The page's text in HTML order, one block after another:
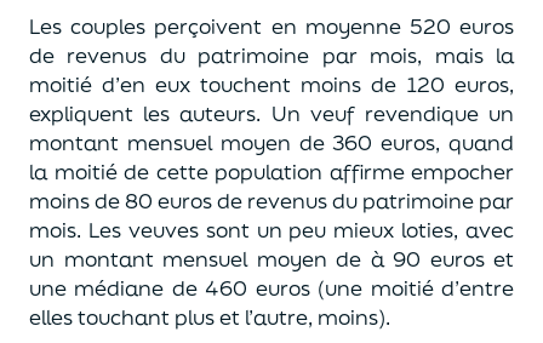
Les couples perçoivent en moyenne 520 euros
de revenus du patrimoine par mois, mais la
moitié d’en eux touchent moins de 120 euros,
expliquent les auteurs. Un veuf revendique un
montant mensuel moyen de 360 euros, quand
la moitié de cette population affirme empocher
moins de 80 euros de revenus du patrimoine par
mois. Les veuves sont un peu mieux loties, avec
un montant mensuel moyen de à 90 euros et
une médiane de 460 euros (une moitié d’entre
elles touchant plus et l’autre, moins).